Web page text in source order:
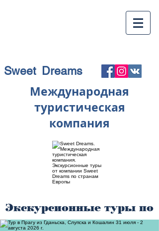
Sweet Dreams
Международная
туристическая
компания
Экскурсионные туры по
странам Европы